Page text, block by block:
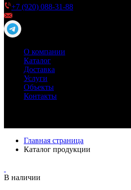
+7 (920) 088-31-88
О компании
Каталог
Доставка
Услуги
Объекты
Контакты
Главная страница
Каталог продукции
В наличии